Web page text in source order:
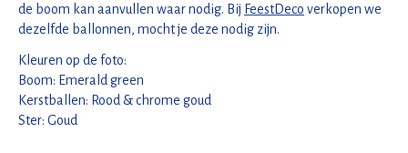
de boom kan aanvullen waar nodig. Bij FeestDeco verkopen we
dezelfde ballonnen, mocht je deze nodig zijn.
Kleuren op de foto:
Boom: Emerald green
Kerstballen: Rood & chrome goud
Ster: Goud